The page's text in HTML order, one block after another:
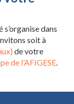
dans
soit à
de votre
de l’AFIGESE.